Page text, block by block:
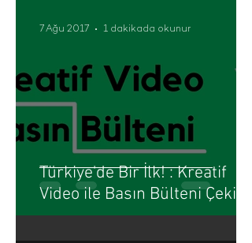
Türkiye'de Bir İlk! : Kreatif
Video ile Basın Bülteni Çekimi
7 Ağu 2017 1 dakikada okunur